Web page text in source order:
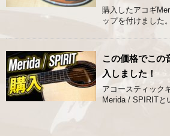
購入したアコギ
ップを付けました
この価格でこの
入しました！
アコースティック
Merida / SPIRITと